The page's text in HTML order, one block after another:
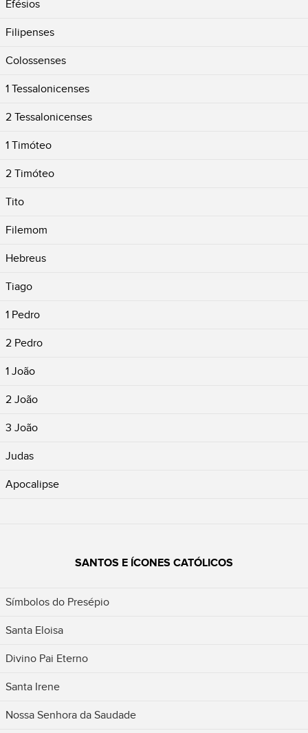
Efésios
Filipenses
Colossenses
1 Tessalonicenses
2 Tessalonicenses
1 Timóteo
2 Timóteo
Tito
Filemom
Hebreus
Tiago
1 Pedro
2 Pedro
1 João
2 João
3 João
Judas
Apocalipse
SANTOS E ÍCONES CATÓLICOS
Símbolos do Presépio
Santa Eloisa
Divino Pai Eterno
Santa Irene
Nossa Senhora da Saudade